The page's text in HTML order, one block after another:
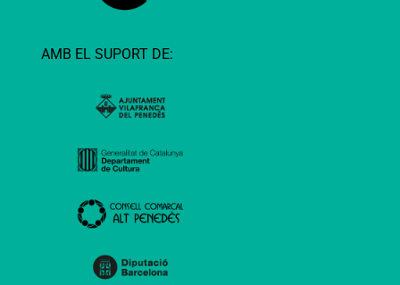
AMB EL SUPORT DE: